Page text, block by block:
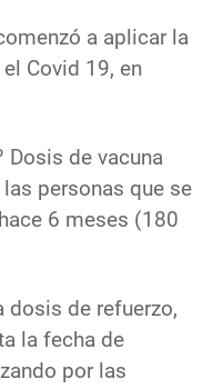
a aplicar la
Covid 19, en
Dosis de vacuna
personas que se
6 meses (180
dosis de refuerzo,
la fecha de
por las